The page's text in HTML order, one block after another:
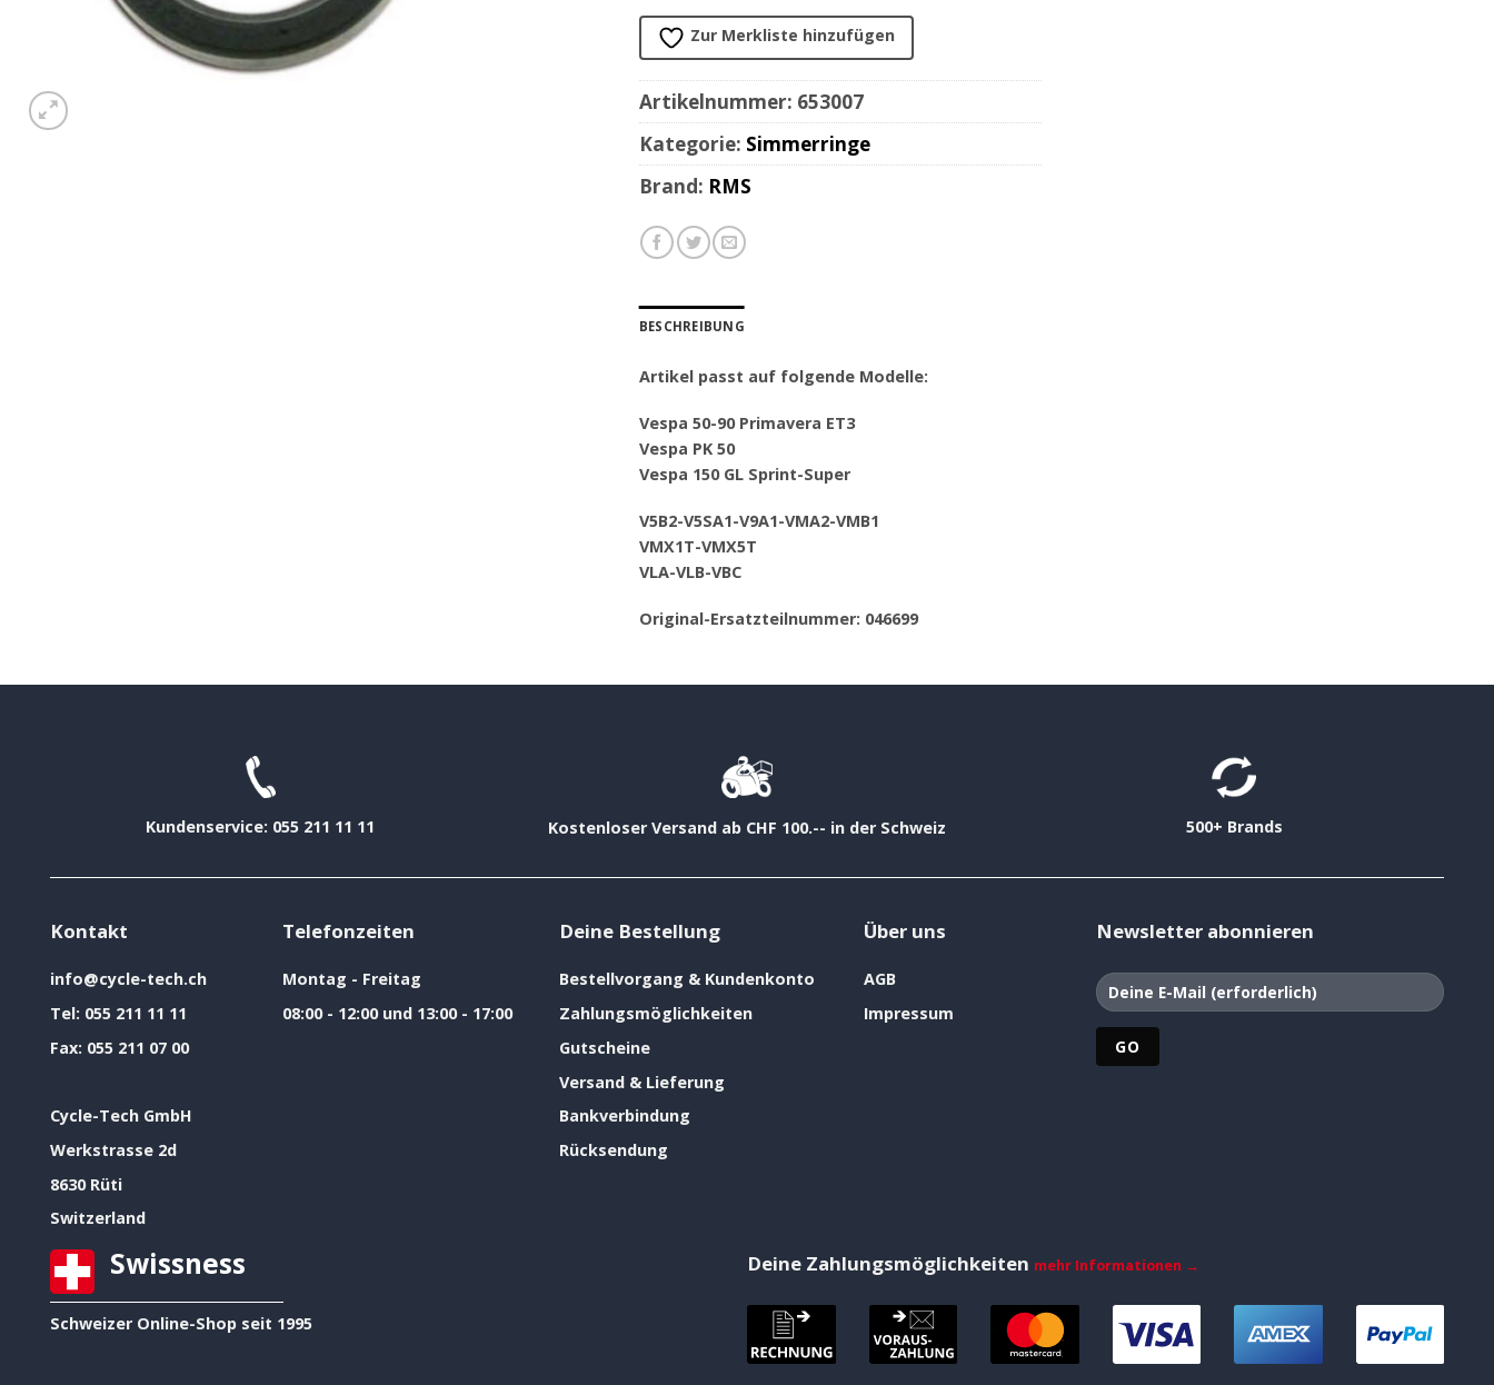
Zur Merkliste hinzufügen
Artikelnummer: 653007
Kategorie: Simmerringe
Brand: RMS
BESCHREIBUNG
Artikel passt auf folgende Modelle:
Vespa 50-90 Primavera ET3
Vespa PK 50
Vespa 150 GL Sprint-Super
V5B2-V5SA1-V9A1-VMA2-VMB1
VMX1T-VMX5T
VLA-VLB-VBC
Original-Ersatzteilnummer: 046699
Kundenservice: 055 211 11 11 Kostenloser Versand ab CHF 100.-- in der Schweiz 500+ Brands
Kontakt
info@cycle-tech.ch
Tel: 055 211 11 11
Fax: 055 211 07 00
Cycle-Tech GmbH
Werkstrasse 2d
8630 Rüti
Switzerland
Telefonzeiten
Montag - Freitag
08:00 - 12:00 und 13:00 - 17:00
Deine Bestellung
Bestellvorgang & Kundenkonto
Zahlungsmöglichkeiten
Gutscheine
Versand & Lieferung
Bankverbindung
Rücksendung
Über uns
AGB
Impressum
Newsletter abonnieren
Swissness
Schweizer Online-Shop seit 1995
Deine Zahlungsmöglichkeiten mehr Informationen →